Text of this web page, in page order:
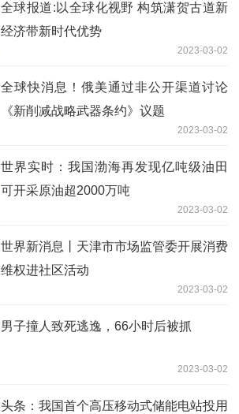
全球报道:以全球化视野 构筑潇贺古道新
经济带新时代优势
2023-03-02
全球快消息！俄美通过非公开渠道讨论
《新削减战略武器条约》议题
2023-03-02
世界实时：我国渤海再发现亿吨级油田
可开采原油超2000万吨
2023-03-02
世界新消息丨天津市市场监管委开展消费
维权进社区活动
2023-03-02
男子撞人致死逃逸，66小时后被抓
2023-03-02
头条：我国首个高压移动式储能电站投用